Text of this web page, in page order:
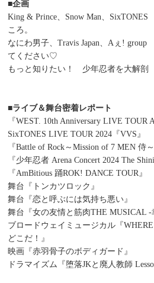
■企画
King & Prince、Snow Man、
ころ。
なにわ男子、Travis Japan、Aぇ!
てください♡
もっと知りたい！ 少年忍者を大解剖
■ライブ＆舞台密着レポート
『WEST. 10th Anniversary LIVE TOUR
SixTONES LIVE TOUR 2024『VVS』
『Battle of Rock～Mission of 7 MEN 侍～
『少年忍者 Arena Concert 2024 The
『AmBitious 踊ROK! DANCE TOUR』
舞台『トンカツロック』
舞台『恋と呼ぶには気持ち悪い』
舞台『女の友情と筋肉THE MUSICAL -
ブロードウェイミュージカル『
どこだ！』
映画『赤羽骨子のボディガード』
ドラマイズム『堕落JKと廃人教師